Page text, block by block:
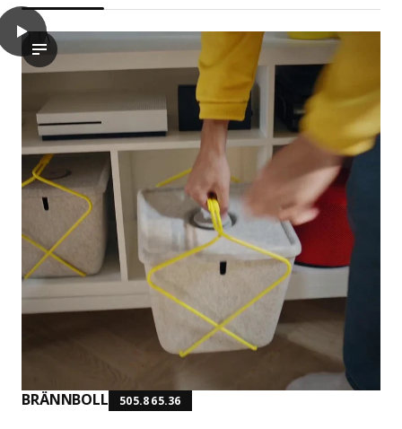
BRÄNNBOLL 505.865.36
play
In questo video, l'attenzione si concentra su un prodotto
BRÄNNBOLL Cestino, grigio/giallo, 30x33x30 cm